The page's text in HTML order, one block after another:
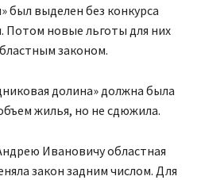
был выделен без конкурса
Потом новые льготы для них
законом.
долина» должна была
жилья, но не сдюжила.
Ивановичу областная
закон задним числом. Для